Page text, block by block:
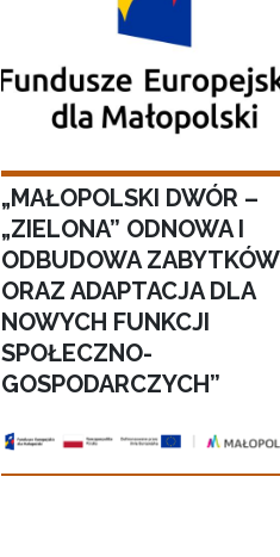
„MAŁOPOLSKI DWÓR –
„ZIELONA” ODNOWA I
ODBUDOWA ZABYTKÓW
ORAZ ADAPTACJA DLA
NOWYCH FUNKCJI
SPOŁECZNO-
GOSPODARCZYCH”